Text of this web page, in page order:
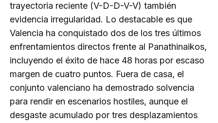
trayectoria reciente (V-D-D-V-V) también
evidencia irregularidad. Lo destacable es que
Valencia ha conquistado dos de los tres últimos
enfrentamientos directos frente al Panathinaikos,
incluyendo el éxito de hace 48 horas por escaso
margen de cuatro puntos. Fuera de casa, el
conjunto valenciano ha demostrado solvencia
para rendir en escenarios hostiles, aunque el
desgaste acumulado por tres desplazamientos